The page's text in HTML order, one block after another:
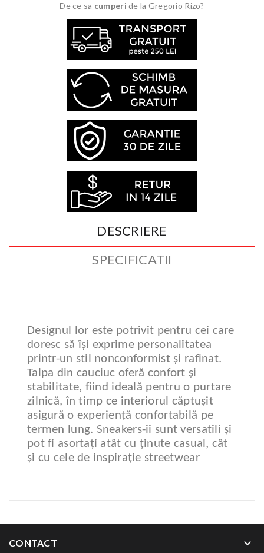
De ce sa cumperi de la Gregorio Rizo?
DESCRIERE
SPECIFICATII
Designul lor este potrivit pentru cei care
doresc să își exprime personalitatea
printr-un stil nonconformist și rafinat.
Talpa din cauciuc oferă confort și
stabilitate, fiind ideală pentru o purtare
zilnică, în timp ce interiorul căptușit
asigură o experiență confortabilă pe
termen lung. Sneakers-ii sunt versatili și
pot fi asortați atât cu ținute casual, cât
și cu cele de inspirație streetwear
CONTACT keyboard_arrow_down